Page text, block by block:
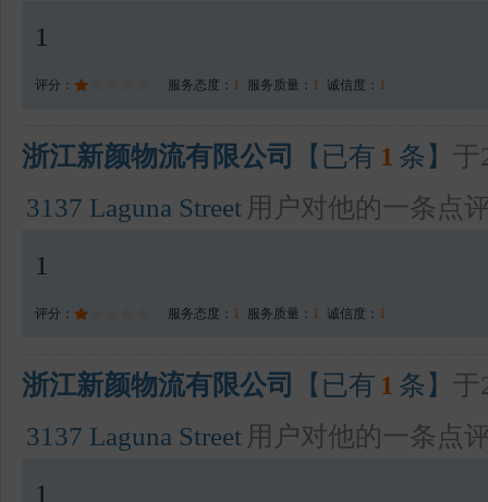
1
评分： 服务态度： 1 服务质量： 1 诚信度： 1
浙江新颜物流有限公司 【已有 1 条】 于
3137 Laguna Street 用户对他的一条点
1
评分： 服务态度： 1 服务质量： 1 诚信度： 1
浙江新颜物流有限公司 【已有 1 条】 于
3137 Laguna Street 用户对他的一条点
1